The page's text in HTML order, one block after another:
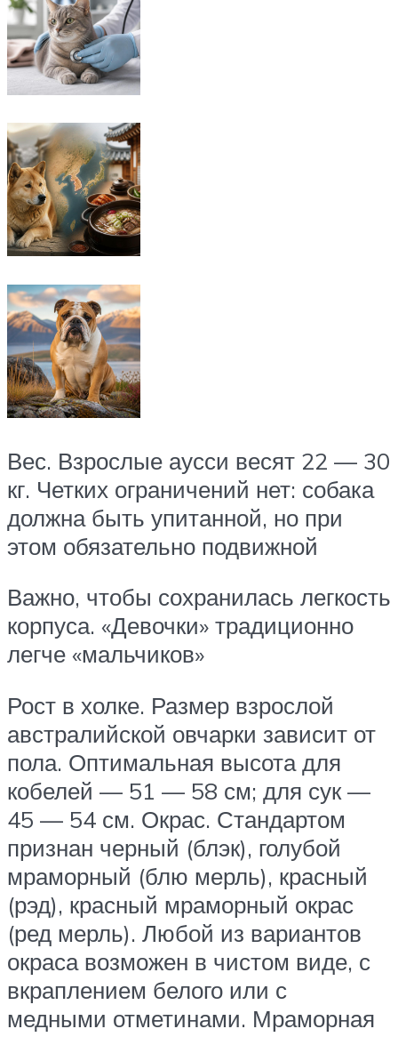
Вес. Взрослые аусси весят 22 — 30
кг. Четких ограничений нет: собака
должна быть упитанной, но при
этом обязательно подвижной
Важно, чтобы сохранилась легкость
корпуса. «Девочки» традиционно
легче «мальчиков»
Рост в холке. Размер взрослой
австралийской овчарки зависит от
пола. Оптимальная высота для
кобелей — 51 — 58 см; для сук —
45 — 54 см. Окрас. Стандартом
признан черный (блэк), голубой
мраморный (блю мерль), красный
(рэд), красный мраморный окрас
(ред мерль). Любой из вариантов
окраса возможен в чистом виде, с
вкраплением белого или с
медными отметинами. Мраморная